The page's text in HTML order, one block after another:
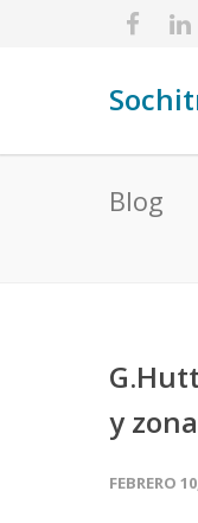
Blog
y
FEBRERO